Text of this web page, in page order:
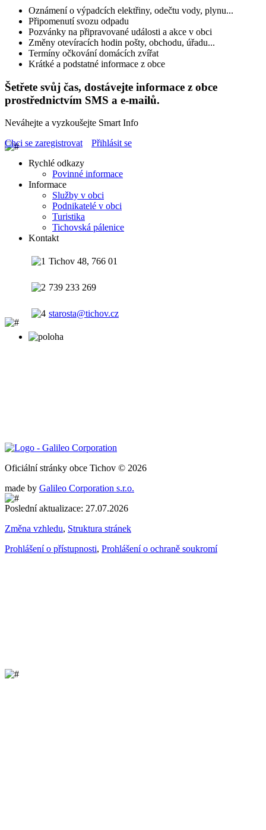
Oznámení o výpadcích elektřiny, odečtu vody, plynu...
Připomenutí svozu odpadu
Pozvánky na připravované události a akce v obci
Změny otevíracích hodin pošty, obchodu, úřadu...
Termíny očkování domácích zvířat
Krátké a podstatné informace z obce
Šetřete svůj čas, dostávejte informace z obce
prostřednictvím SMS a e-mailů.
Neváhejte a vyzkoušejte Smart Info
Chci se zaregistrovat
Přihlásit se
Rychlé odkazy
Povinné informace
Informace
Služby v obci
Podnikatelé v obci
Turistika
Tichovská pálenice
Kontakt
Tichov 48, 766 01
739 233 269
starosta@tichov.cz
Oficiální stránky obce Tichov © 2026
made by Galileo Corporation s.r.o.
Poslední aktualizace: 27.07.2026
Změna vzhledu, Struktura stránek
Prohlášení o přístupnosti, Prohlášení o ochraně soukromí